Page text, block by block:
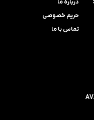
درباره ما
حریم خصوصی
تماس با ما